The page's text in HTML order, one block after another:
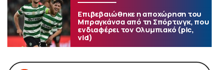
Επιβεβαιώθηκε η αποχώρηση του
Μπραγκάνσα από τη Σπόρτινγκ, που
ενδιαφέρει τον Ολυμπιακό (pic,
vid)